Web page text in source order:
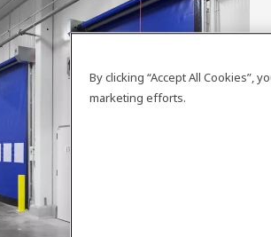
By clicking “Accept All Cookies”,
marketing efforts.